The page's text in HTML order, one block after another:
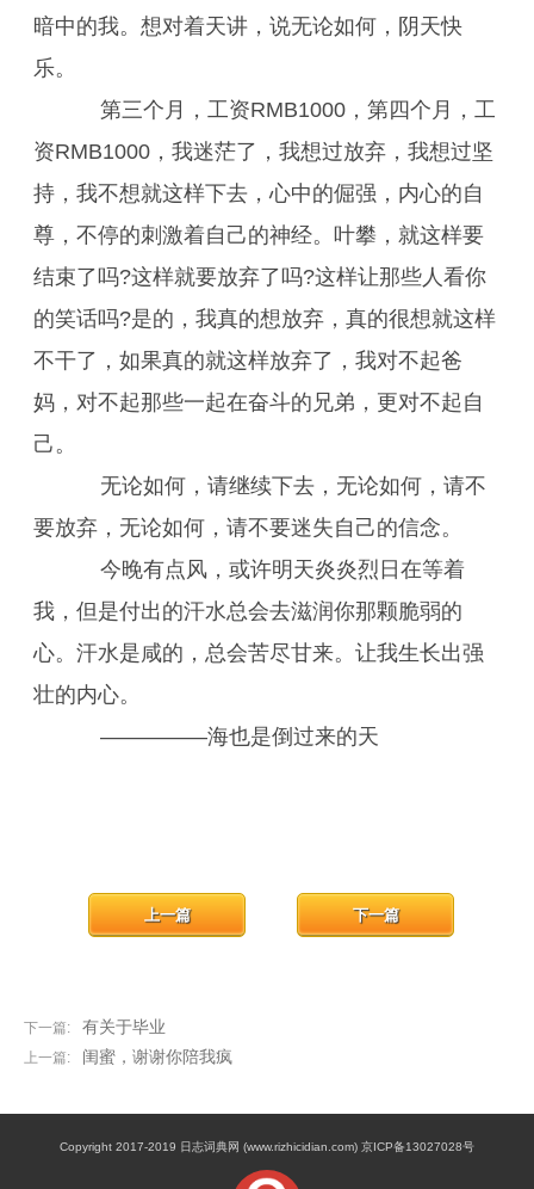
暗中的我。想对着天讲，说无论如何，阴天快
乐。
第三个月，工资RMB1000，第四个月，工
资RMB1000，我迷茫了，我想过放弃，我想过坚
持，我不想就这样下去，心中的倔强，内心的自
尊，不停的刺激着自己的神经。叶攀，就这样要
结束了吗?这样就要放弃了吗?这样让那些人看你
的笑话吗?是的，我真的想放弃，真的很想就这样
不干了，如果真的就这样放弃了，我对不起爸
妈，对不起那些一起在奋斗的兄弟，更对不起自
己。
无论如何，请继续下去，无论如何，请不
要放弃，无论如何，请不要迷失自己的信念。
今晚有点风，或许明天炎炎烈日在等着
我，但是付出的汗水总会去滋润你那颗脆弱的
心。汗水是咸的，总会苦尽甘来。让我生长出强
壮的内心。
—————海也是倒过来的天
下一篇: 有关于毕业
下一篇
上一篇: 闺蜜，谢谢你陪我疯
上一篇
Copyright 2017-2019 日志词典网 (www.rizhicidian.com) 京ICP备13027028号